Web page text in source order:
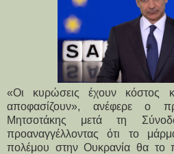
«Οι κυρώσεις έχουν κόστος
αποφασίζουν», ανέφερε ο
Μητσοτάκης μετά τη
προαναγγέλλοντας ότι το
πολέμου στην Ουκρανία θα το